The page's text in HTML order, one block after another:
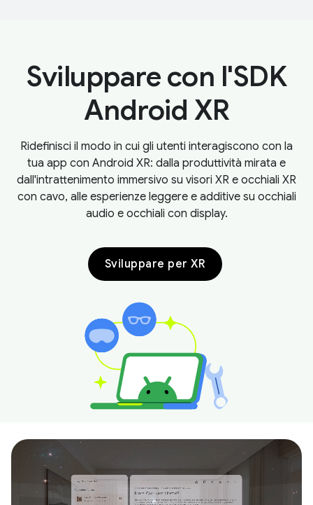
Sviluppare con l'SDK
Android XR
Ridefinisci il modo in cui gli utenti interagiscono con la
tua app con Android XR: dalla produttività mirata e
dall'intrattenimento immersivo su visori XR e occhiali XR
con cavo, alle esperienze leggere e additive su occhiali
audio e occhiali con display.
Sviluppare per XR